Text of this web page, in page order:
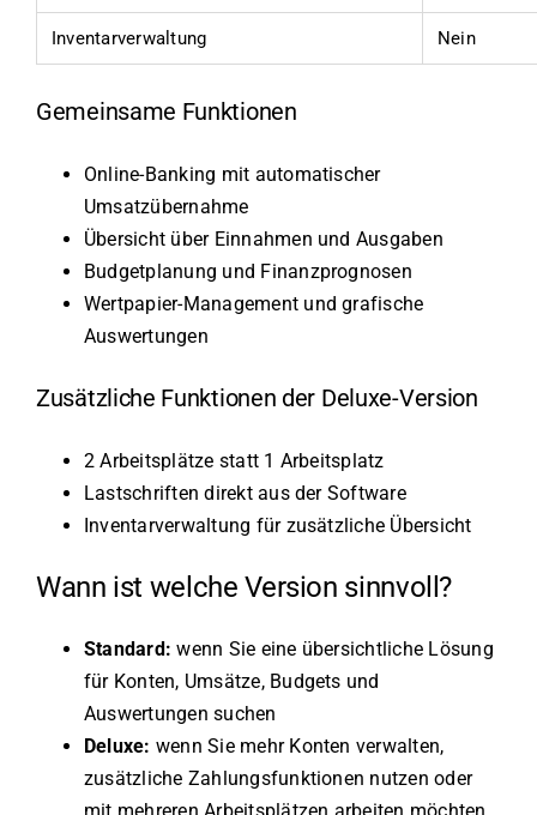
Inventarverwaltung Nein
Gemeinsame Funktionen
Online-Banking mit automatischer
Umsatzübernahme
Übersicht über Einnahmen und Ausgaben
Budgetplanung und Finanzprognosen
Wertpapier-Management und grafische
Auswertungen
Zusätzliche Funktionen der Deluxe-Version
2 Arbeitsplätze statt 1 Arbeitsplatz
Lastschriften direkt aus der Software
Inventarverwaltung für zusätzliche Übersicht
Wann ist welche Version sinnvoll?
Standard: wenn Sie eine übersichtliche Lösung
für Konten, Umsätze, Budgets und
Auswertungen suchen
Deluxe: wenn Sie mehr Konten verwalten,
zusätzliche Zahlungsfunktionen nutzen oder